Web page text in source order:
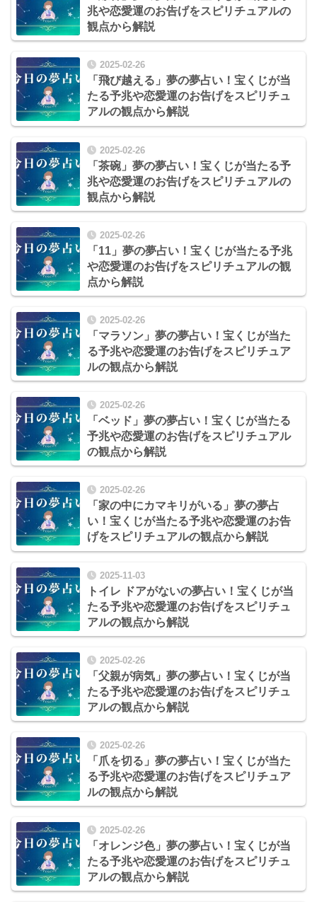
兆や恋愛運のお告げをスピリチュアルの
観点から解説
2025-02-26
「飛び越える」夢の夢占い！宝くじが当
たる予兆や恋愛運のお告げをスピリチュ
アルの観点から解説
2025-02-26
「茶碗」夢の夢占い！宝くじが当たる予
兆や恋愛運のお告げをスピリチュアルの
観点から解説
2025-02-26
「11」夢の夢占い！宝くじが当たる予兆
や恋愛運のお告げをスピリチュアルの観
点から解説
2025-02-26
「マラソン」夢の夢占い！宝くじが当た
る予兆や恋愛運のお告げをスピリチュア
ルの観点から解説
2025-02-26
「ベッド」夢の夢占い！宝くじが当たる
予兆や恋愛運のお告げをスピリチュアル
の観点から解説
2025-02-26
「家の中にカマキリがいる」夢の夢占
い！宝くじが当たる予兆や恋愛運のお告
げをスピリチュアルの観点から解説
2025-11-03
トイレ ドアがないの夢占い！宝くじが当
たる予兆や恋愛運のお告げをスピリチュ
アルの観点から解説
2025-02-26
「父親が病気」夢の夢占い！宝くじが当
たる予兆や恋愛運のお告げをスピリチュ
アルの観点から解説
2025-02-26
「爪を切る」夢の夢占い！宝くじが当た
る予兆や恋愛運のお告げをスピリチュア
ルの観点から解説
2025-02-26
「オレンジ色」夢の夢占い！宝くじが当
たる予兆や恋愛運のお告げをスピリチュ
アルの観点から解説